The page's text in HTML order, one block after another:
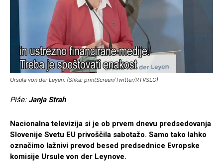
Ursula von der Leyen. (Slika: printScreen/Twitter/RTVSLO)
Piše: Janja Strah
Nacionalna televizija si je ob prvem dnevu predsedovanja
Slovenije Svetu EU privoščila sabotažo. Samo tako lahko
označimo lažnivi prevod besed predsednice Evropske
komisije Ursule von der Leynove.